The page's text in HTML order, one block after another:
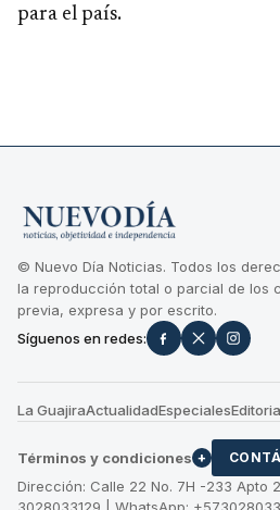
para el país.
© Nuevo Día Noticias. Todos los
la reproducción total o parcial de los
previa, expresa y por escrito.
Síguenos en redes:
La GuajiraActualidadEspeciales
Términos y condiciones +
Dirección: Calle 22 No. 7H -233 Apto